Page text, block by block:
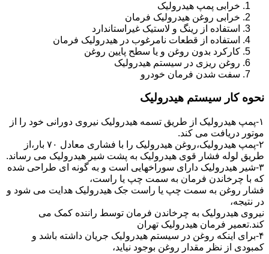
خرابی پمپ هیدرولیک
خرابی روغن هیدرولیک فرمان
استفاده از رینگ و لاستیک غیراستاندارد
استفاده از قطعات نامرغوب در هیدرولیک فرمان
کارکرد بدون روغن و یا سطح پایین روغن
روغن ریزی در سیستم هیدرولیک
سفت شدن فرمان خودرو
نحوه کار سیستم هیدرولیک
۱-پمپ هیدرولیک از طریق تسمه هیدرولیک نیروی دورانی خود را از
موتور دریافت می کند.
۲-پمپ هیدرولیک،روغن هیدرولیک را با فشاری معادل ۷۰ بار،از
طریق لوله فشار قوی هیدرولیک به پشت شیر هیدرولیک می رساند.
۳-شیر هیدرولیک دارای سوراخهایی است و به گونه ای طراحی شده
که با چرخاندن فرمان به سمت چپ یا راست،
فشار روغن به سمت چپ یا راست جک هیدرولیک هدایت می شود و
در نتیجه،
نیروی هیدرولیک به چرخاندن فرمان توسط راننده کمک می
کند.تعمیر فرمان هیدرولیک تهران
۴-برای اینکه روغن در سیستم هیدرولیک جریان داشته باشد و
کمبودی از نظر مقدار روغن بوجود نیاید،